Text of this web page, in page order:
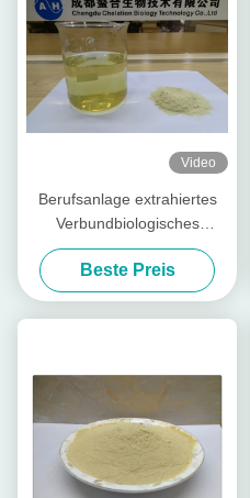
Video
Berufsanlage extrahiertes
Verbundbiologisches
Düngemittel des
aminosäure-Pulver-70%
Beste Preis